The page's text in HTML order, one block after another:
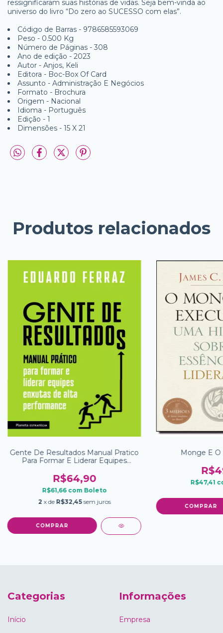
ressignificaram suas histórias de vidas. Seja bem-vinda ao
universo do livro “Do zero ao SUCESSO com elas”.
Código de Barras - 9786585593069
Peso - 0.500 Kg
Número de Páginas - 308
Ano de edição - 2023
Autor - Anjos, Keli
Editora - Boc-Box Of Card
Assunto - Administração E Negócios
Formato - Brochura
Origem - Nacional
Idioma - Português
Edição - 1
Dimensões - 15 X 21
Produtos relacionados
Gente De Resultados Manual Pratico
Para Formar E Liderar Equipes
R$64,90
R$61,66 com Boleto
2 x de R$32,45 sem juros
Monge E
R$47,41
Categorias
Início
Informações
Empresa